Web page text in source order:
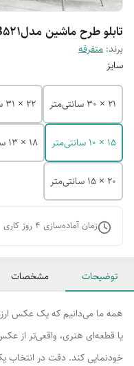
تابلو طرح ماشین مدلGB521
برند: متفرقه
سایز
21 × 30 سانتی‌متر 22 × 31 سانتی‌متر
15 × 10 سانتی‌متر 18 × 13 سانتی‌متر
20 × 15 سانتی‌متر
زمان آماده‌سازی 4 روز کاری
توضیحات مشخصات
همه ما می‌دانیم که یک عکس
یا قطعه‌ای هنری، واقعی‌تر از
خودنمایی کند. دقت در انتخاب